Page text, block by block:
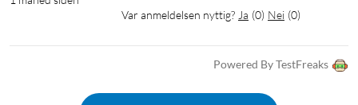
Innebygd mikrofon og høyttaler
Minnekortinnspilling
Var anmeldelsen nyttig? Ja (0) Nei (0)
Powered By TestFreaks